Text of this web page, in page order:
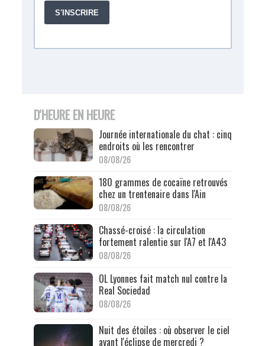
D'HEURE EN HEURE
Journée internationale du chat : cinq
endroits où les rencontrer
08/08/26
180 grammes de cocaïne retrouvés
chez un trentenaire dans l'Ain
08/08/26
Chassé-croisé : la circulation
fortement ralentie sur l'A7 et l'A43
08/08/26
OL Lyonnes fait match nul contre la
Real Sociedad
08/08/26
Nuit des étoiles : où observer le ciel
avant l'éclipse de mercredi ?